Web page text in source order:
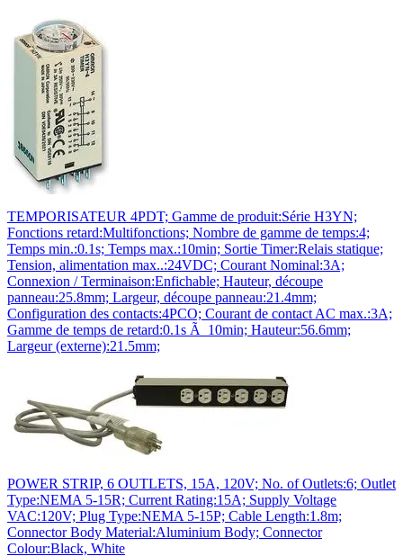
TEMPORISATEUR 4PDT; Gamme de produit:Série H3YN;
Fonctions retard:Multifonctions; Nombre de gamme de temps:4;
Temps min.:0.1s; Temps max.:10min; Sortie Timer:Relais statique;
Tension, alimentation max..:24VDC; Courant Nominal:3A;
Connexion / Terminaison:Enfichable; Hauteur, découpe
panneau:25.8mm; Largeur, découpe panneau:21.4mm;
Configuration des contacts:4PCO; Courant de contact AC max.:3A;
Gamme de temps de retard:0.1s Ã 10min; Hauteur:56.6mm;
Largeur (externe):21.5mm;
POWER STRIP, 6 OUTLETS, 15A, 120V; No. of Outlets:6; Outlet
Type:NEMA 5-15R; Current Rating:15A; Supply Voltage
VAC:120V; Plug Type:NEMA 5-15P; Cable Length:1.8m;
Connector Body Material:Aluminium Body; Connector
Colour:Black, White